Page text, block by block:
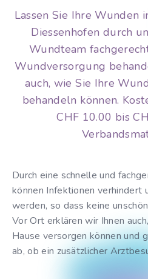
Lassen Sie Ihre Wunden
Diessenhofen durch
Wundteam
Wundversorgung
auch, wie Sie Ihre
behandeln können.
CHF 10.00 bis
Durch eine schnelle und
können Infektionen verhindert
werden, so dass keine
Vor Ort erklären wir Ihnen
Hause versorgen können und
ab, ob ein zusätzlicher